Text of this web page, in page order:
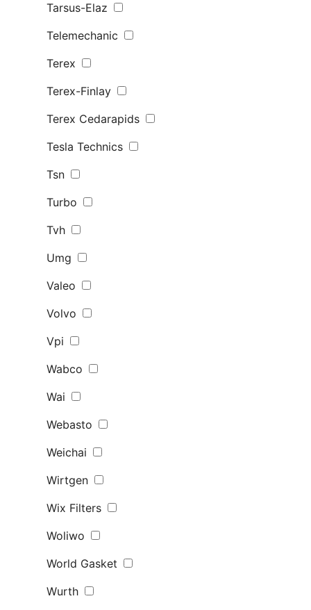
Tarsus-Elaz
Telemechanic
Terex
Terex-Finlay
Terex Сedarapids
Tesla Technics
Tsn
Turbo
Tvh
Umg
Valeo
Volvo
Vpi
Wabco
Wai
Webasto
Weichai
Wirtgen
Wix Filters
Woliwo
World Gasket
Wurth